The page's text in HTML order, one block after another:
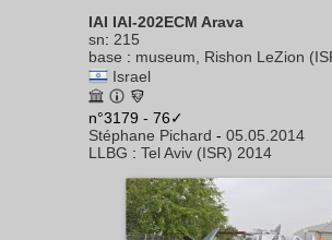
IAI IAI-202ECM Arava
sn: 215
base : museum, Rishon LeZion
Israel
n°3179 - 76✓
Stéphane Pichard - 05.05.2014
LLBG : Tel Aviv (ISR) 2014